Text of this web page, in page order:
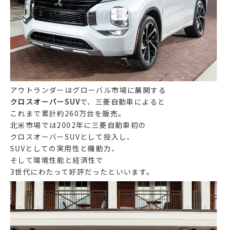
アウトランダーはグローバル市場に展開する
クロスオーバーSUVで、三菱自動車によると
これまで累計約260万台を販売。
北米市場では2002年に三菱自動車初の
クロスオーバーSUVとして投入し、
SUVとしての実用性と機動力、
そして環境性能と経済性で
3世代にわたって好評だったといいます。